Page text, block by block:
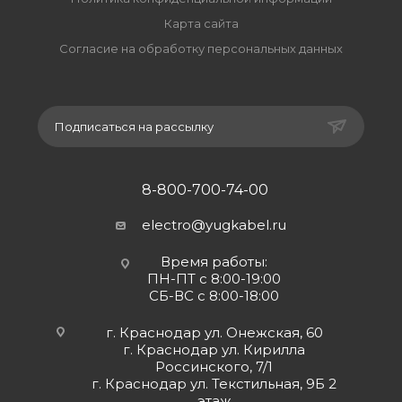
Карта сайта
Согласие на обработку персональных данных
Подписаться на рассылку
8-800-700-74-00
electro@yugkabel.ru
Время работы:
ПН-ПТ с 8:00-19:00
СБ-ВС с 8:00-18:00
г. Краснодар ул. Онежская, 60
г. Краснодар ул. Кирилла
Россинского, 7/1
г. Краснодар ул. Текстильная, 9Б 2